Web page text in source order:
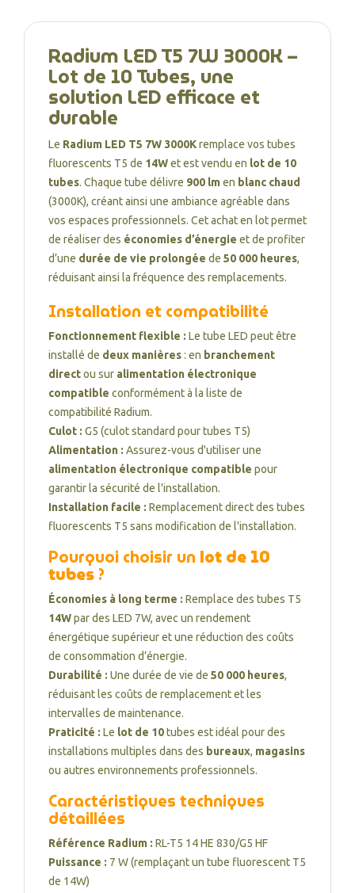
Radium LED T5 7W 3000K –
Lot de 10 Tubes, une
solution LED efficace et
durable
Le Radium LED T5 7W 3000Kremplace vos tubes
fluorescents T5 de 14Wet est vendu en lot de 10
tubes. Chaque tube délivre 900 lmen blanc chaud
(3000K), créant ainsi une ambiance agréable dans
vos espaces professionnels. Cet achat en lot permet
de réaliser des économies d’énergie et de profiter
d’une durée de vie prolongée de 50 000 heures,
réduisant ainsi la fréquence des remplacements.
Installation et compatibilité
Fonctionnement flexible : Le tube LED peut être
installé de deux manières: en branchement
directou sur alimentation électronique
compatible conformément à la liste de
compatibilité Radium.
Culot : G5 (culot standard pour tubes T5)
Alimentation : Assurez-vous d'utiliser une
alimentation électronique compatible pour
garantir la sécurité de l'installation.
Installation facile : Remplacement direct des tubes
fluorescents T5 sans modification de l'installation.
Pourquoi choisir unlot de 10
tubes?
Économies à long terme : Remplace des tubes T5
14Wpar des LED 7W, avec un rendement
énergétique supérieur et une réduction des coûts
de consommation d’énergie.
Durabilité : Une durée de vie de 50 000 heures,
réduisant les coûts de remplacement et les
intervalles de maintenance.
Praticité : Le lot de 10tubes est idéal pour des
installations multiples dans des bureaux, magasins
ou autres environnements professionnels.
Caractéristiques techniques
détaillées
Référence Radium : RL-T5 14 HE 830/G5 HF
Puissance : 7 W (remplaçant un tube fluorescent T5
de 14W)